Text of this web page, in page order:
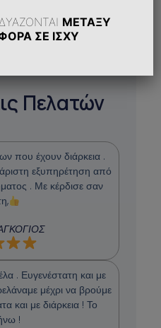
Πελατών
που έχουν διάρκεια .
εξυπηρέτηση από
. Με κέρδισε σαν
. Ευγενέστατη και με
μέχρι να βρούμε
και με διάρκεια ! Το
!
ΜΕΤΑΞΥ
ΣΕ ΙΣΧΥ